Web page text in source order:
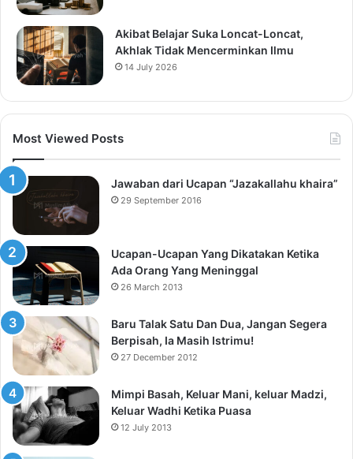
Akibat Belajar Suka Loncat-Loncat,
Akhlak Tidak Mencerminkan Ilmu
14 July 2026
Most Viewed Posts
Jawaban dari Ucapan “Jazakallahu khaira”
29 September 2016
Ucapan-Ucapan Yang Dikatakan Ketika
Ada Orang Yang Meninggal
26 March 2013
Baru Talak Satu Dan Dua, Jangan Segera
Berpisah, Ia Masih Istrimu!
27 December 2012
Mimpi Basah, Keluar Mani, keluar Madzi,
Keluar Wadhi Ketika Puasa
12 July 2013